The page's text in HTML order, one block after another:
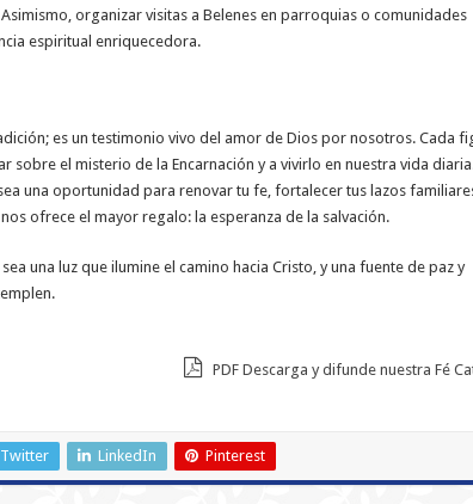
organizar visitas a Belenes en parroquias o comunidades
espiritual enriquecedora.
es un testimonio vivo del amor de Dios por nosotros. Cada
sobre el misterio de la Encarnación y a vivirlo en nuestra vida
una oportunidad para renovar tu fe, fortalecer tus lazos
ofrece el mayor regalo: la esperanza de la salvación.
una luz que ilumine el camino hacia Cristo, y una fuente de paz y
PDF Descarga y difunde nuestra Fé
Twitter LinkedIn Pinterest